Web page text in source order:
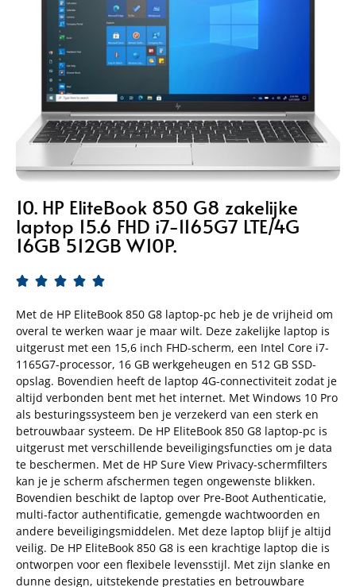
10. HP EliteBook 850 G8 zakelijke
laptop 15.6 FHD i7-1165G7 LTE/4G
16GB 512GB W10P.
    
Met de HP EliteBook 850 G8 laptop-pc heb je de vrijheid om
overal te werken waar je maar wilt. Deze zakelijke laptop is
uitgerust met een 15,6 inch FHD-scherm, een Intel Core i7-
1165G7-processor, 16 GB werkgeheugen en 512 GB SSD-
opslag. Bovendien heeft de laptop 4G-connectiviteit zodat je
altijd verbonden bent met het internet. Met Windows 10 Pro
als besturingssysteem ben je verzekerd van een sterk en
betrouwbaar systeem. De HP EliteBook 850 G8 laptop-pc is
uitgerust met verschillende beveiligingsfuncties om je data
te beschermen. Met de HP Sure View Privacy-schermfilters
kan je je scherm afschermen tegen ongewenste blikken.
Bovendien beschikt de laptop over Pre-Boot Authenticatie,
multi-factor authentificatie, gemengde wachtwoorden en
andere beveiligingsmiddelen. Met deze laptop blijf je altijd
veilig. De HP EliteBook 850 G8 is een krachtige laptop die is
ontworpen voor een flexibele levensstijl. Met zijn slanke en
dunne design, uitstekende prestaties en betrouwbare